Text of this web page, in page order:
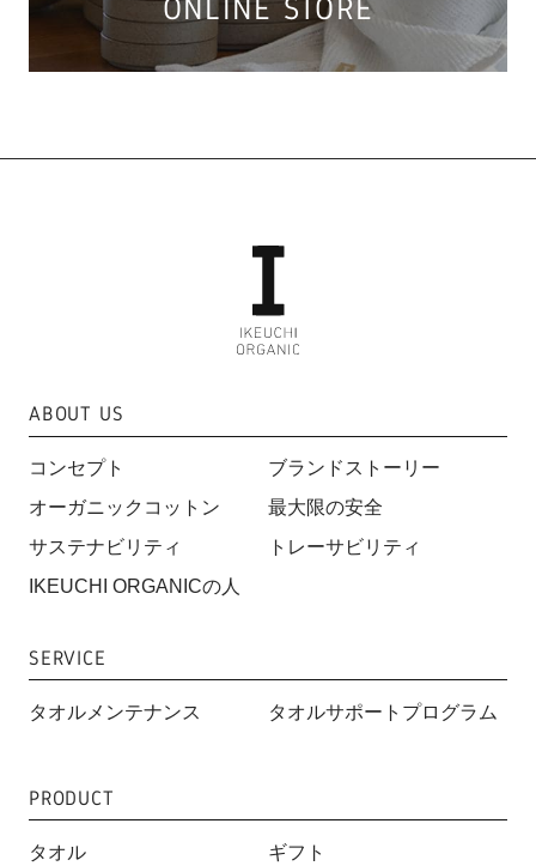
ONLINE STORE
ABOUT US
コンセプト
ブランドストーリー
オーガニックコットン
最大限の安全
サステナビリティ
トレーサビリティ
IKEUCHI ORGANICの人
SERVICE
タオルメンテナンス タオルサポートプログラム
PRODUCT
タオル
ギフト